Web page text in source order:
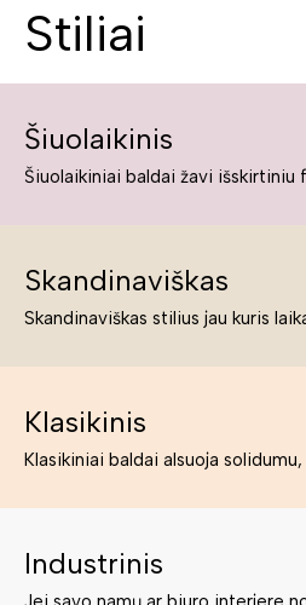
Stiliai
Šiuolaikinis
Skandinaviškas
Klasikinis
Industrinis